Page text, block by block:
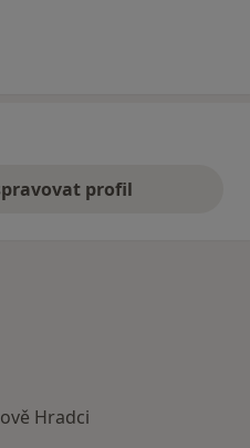
profil
Hradci